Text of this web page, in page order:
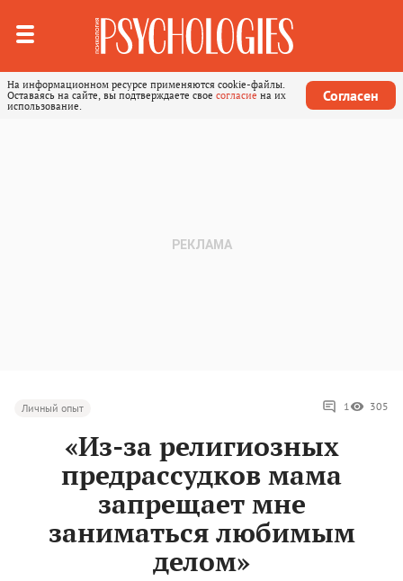
На информационном ресурсе применяются cookie-файлы.
Оставаясь на сайте, вы подтверждаете свое согласие на их
использование.
Согласен
Личный опыт 1 305
«Из-за религиозных
предрассудков мама
запрещает мне
заниматься любимым
делом»